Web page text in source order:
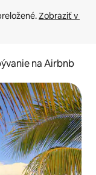
Zobraziť v
na Airbnb